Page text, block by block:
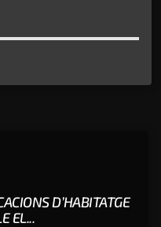
D’HABITATGE
EL...